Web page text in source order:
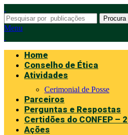
Procura
Menu
Home
Conselho de Ética
Atividades
Cerimonial de Posse
Parceiros
Perguntas e Respostas
Certidões do CONFEP –
Ações